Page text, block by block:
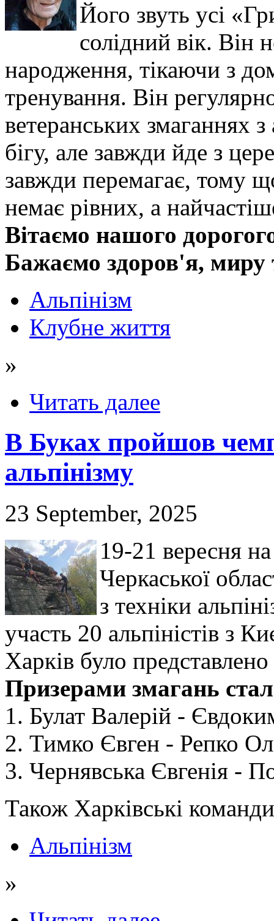
Його звуть усі
солідний вік. Він
народження, тікаючи з
тренування. Він
ветеранських змаганнях з
бігу, але завжди йде з
завжди перемагає, тому
немає рівних, а
Вітаємо нашого
Бажаємо здоров'я, миру
Альпінізм
Клубне життя
»
Читать далее
В Буках пройшов
альпінізму
23 September, 2025
19-21 вересня
Черкаської
з техніки
участь 20 альпіністів з
Харків було
Призерами змагань
1. Булат Валерій -
2. Тимко Євген - Репко
3. Чернявська Євгенія -
Також Харківські
Альпінізм
»